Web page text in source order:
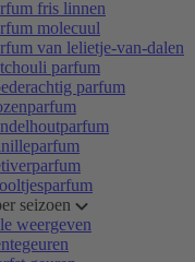
fris linnen
molecuul
van lelietje-van-dalen
parfum
parfum
seizoen
weergeven